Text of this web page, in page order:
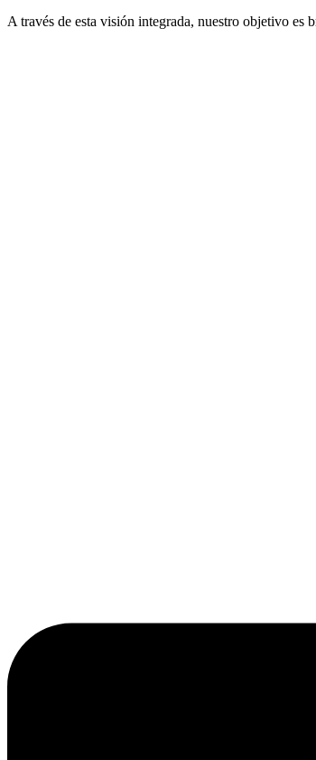
A través de esta visión integrada, nuestro objetivo es